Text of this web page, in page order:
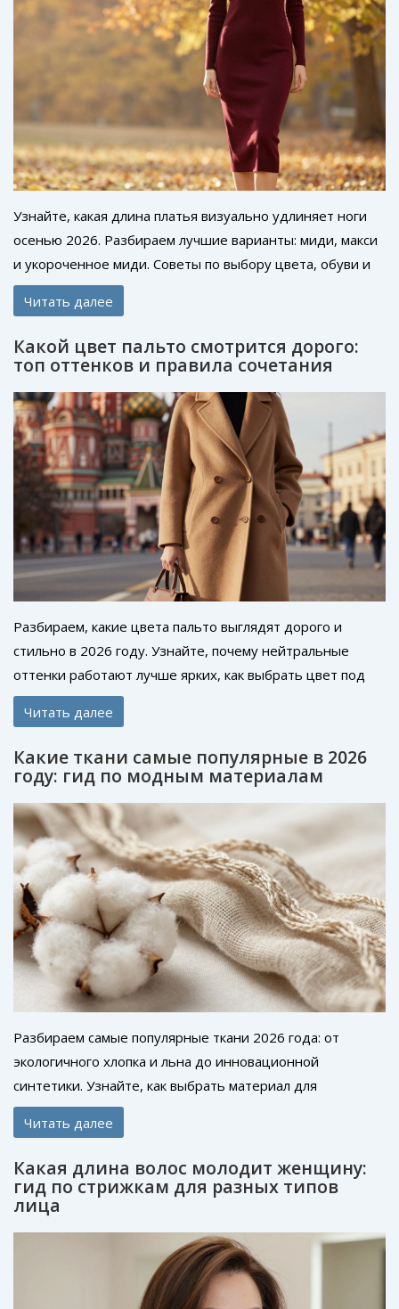
Узнайте, какая длина платья визуально удлиняет ноги
осенью 2026. Разбираем лучшие варианты: миди, макси
и укороченное миди. Советы по выбору цвета, обуви и
фасонов для идеального силуэта.
Читать далее
Какой цвет пальто смотрится дорого:
топ оттенков и правила сочетания
Разбираем, какие цвета пальто выглядят дорого и
стильно в 2026 году. Узнайте, почему нейтральные
оттенки работают лучше ярких, как выбрать цвет под
тип внешности и избежать ошибок при покупке.
Читать далее
Какие ткани самые популярные в 2026
году: гид по модным материалам
Разбираем самые популярные ткани 2026 года: от
экологичного хлопка и льна до инновационной
синтетики. Узнайте, как выбрать материал для
идеального гардероба.
Читать далее
Какая длина волос молодит женщину:
гид по стрижкам для разных типов
лица